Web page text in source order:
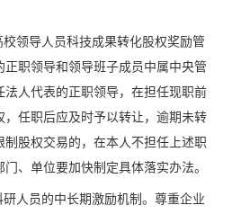
领导人员科技成果转化股权奖励管
职领导和领导班子成员中属中央管
人代表的正职领导，在担任现职前
，任职后应及时予以转让，逾期未转
股权交易的，在本人不担任上述职
、单位要加快制定具体落实办法。
人员的中长期激励机制。尊重企业